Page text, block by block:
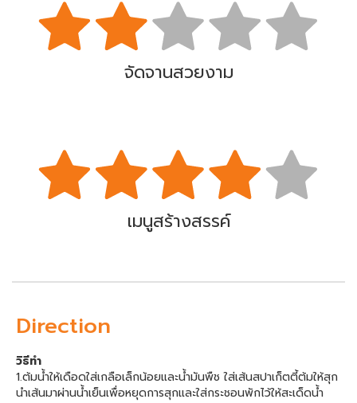
จัดจานสวยงาม
เมนูสร้างสรรค์
Direction
วิธีทำ
1.ต้มน้ำให้เดือดใส่เกลือเล็กน้อยและน้ำมันพืช ใส่เส้นสปาเก็ตตี้ต้มให้สุก
นำเส้นมาผ่านน้ำเย็นเพื่อหยุดการสุกและใส่กระชอนพักไว้ให้สะเด็ดน้ำ